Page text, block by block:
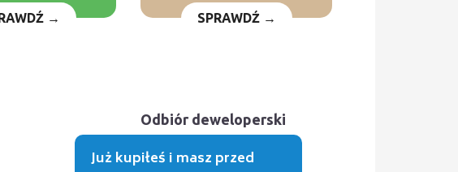
→ SPRAWDŹ →
Odbiór deweloperski
Już kupiłeś i masz przed